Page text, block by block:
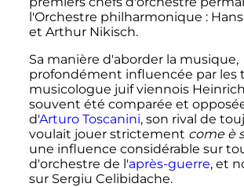
l'Orchestre philharmonique :
et Arthur Nikisch.
Sa manière d'aborder la musique,
profondément influencée par les
musicologue juif viennois
souvent été comparée et
d'Arturo Toscanini, son rival de
voulait jouer strictement come è
une influence considérable sur
d'orchestre de l'après-guerre, et
sur Sergiu Celibidache.